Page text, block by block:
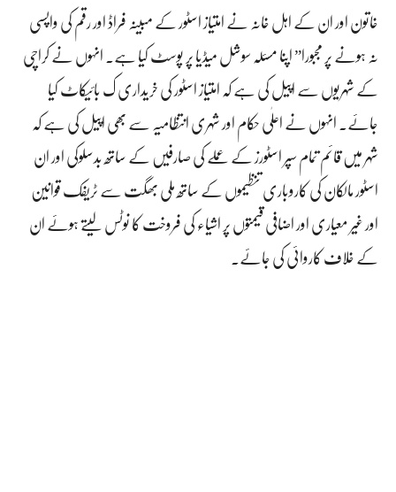
خاتون اور ان کے اہل خانہ نے امتیاز اسٹور کے مبینہ فراڈ اور رقم کی واپسی
نہ ہونے پر مجبورا” اپنا مسئلہ سوشل میڈیا پر پوسٹ کیا ہے۔ انہوں نے کراچی
کے شہریوں سے اپیل کی ہے کہ امتیاز اسٹور کی خریداری ک بائیکاٹ کیا
جائے۔ انہوں نے اعلٰی حکام اور شہری انتظامیہ سے بھی اپیل کی ہے کہ
شہر میں قائم تمام سپر اسٹورز کے عملے کی صارفیں کے ساتھ بدسلوکی اور ان
اسٹور مالکان کی کاروباری تنظیموں کے ساتھ ملی بھگت سے ٹریفک قوانین
اور غیر معیاری اور اضافی قیمتوں پر اشیاء کی فروخت کا نوٹس لیتے ہوئے ان
کے خلاف کاروائی کی جائے۔